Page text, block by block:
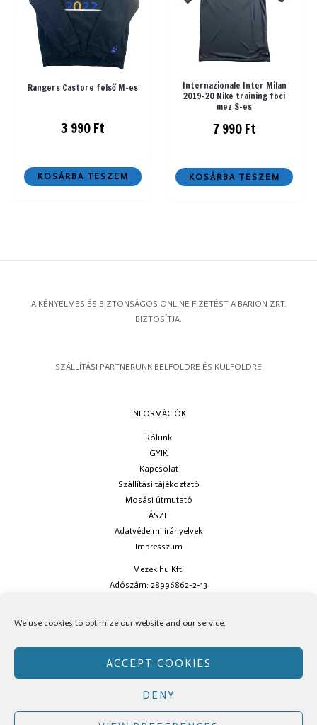
We use cookies to optimize our website and our service.
ACCEPT COOKIES
DENY
Rangers Castore felső M-es
3 990Ft
KOSÁRBA TESZEM
Internazionale Inter Milan
2019-20 Nike training foci
mez S-es
7 990Ft
KOSÁRBA TESZEM
A KÉNYELMES ÉS BIZTONSÁGOS ONLINE FIZETÉST A BARION ZRT.
BIZTOSÍTJA.
SZÁLLÍTÁSI PARTNERÜNK BELFÖLDRE ÉS KÜLFÖLDRE
INFORMÁCIÓK
Rólunk
GYIK
Kapcsolat
Szállítási tájékoztató
Mosási útmutató
ÁSZF
Adatvédelmi irányelvek
Impresszum
Mezek.hu Kft.
Adószám: 28996862-2-13
social oldalainkon!
Copyright © Mezek.hu 2026 Mezek.hu